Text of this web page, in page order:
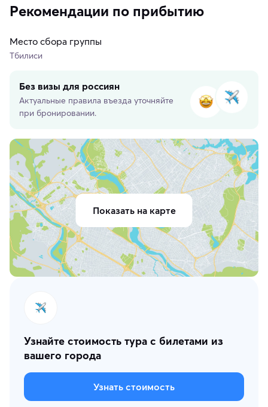
Рекомендации по прибытию
Место сбора группы
Тбилиси
Без визы для россиян
Актуальные правила въезда уточняйте
при бронировании.
Показать на карте
Узнайте стоимость тура с билетами из
вашего города
Узнать стоимость